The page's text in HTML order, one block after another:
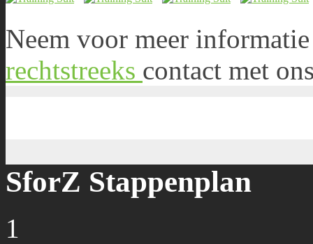
Neem voor meer
rechtstreeks contact met
SforZ Stappenplan
1